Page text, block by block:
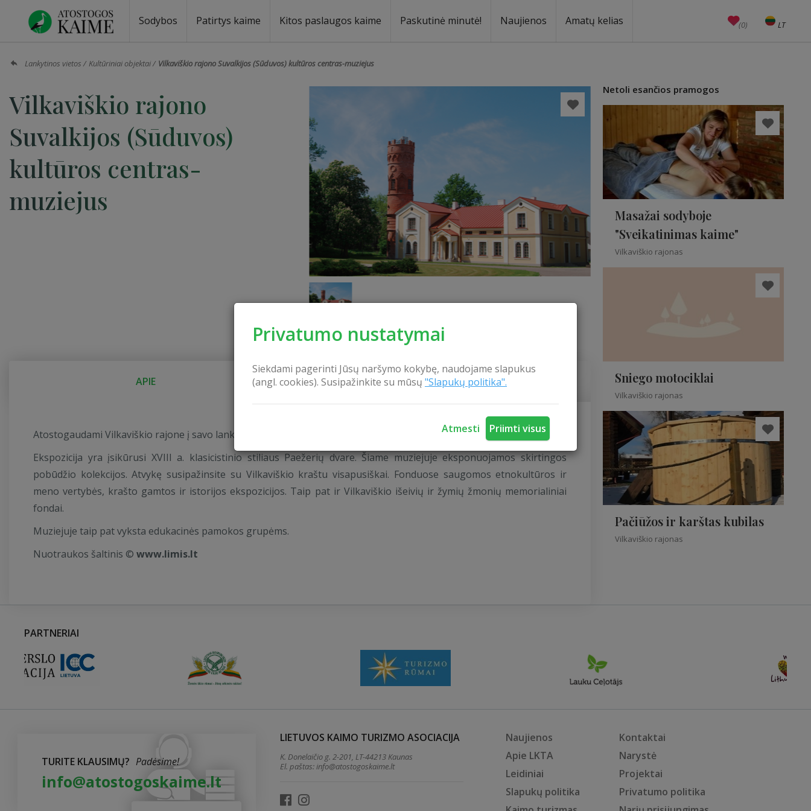
Privatumo nustatymai
Siekdami pagerinti Jūsų naršymo kokybę, naudojame slapukus
(angl. cookies). Susipažinkite su mūsų "Slapukų politika".
Atmesti Priimti visus
Sodybos Patirtys kaime Kitos paslaugos kaime Paskutinė minutė! Naujienos Amatų kelias (0) LT
EN
Lankytinos vietos Kultūriniai objektai Vilkaviškio rajono Suvalkijos (Sūduvos) kultūros centras-muziejus
Vilkaviškio rajono
Suvalkijos (Sūduvos)
kultūros centras-
muziejus
APIE KONTAKTAI
Atostogaudami Vilkaviškio rajone į savo lankytinų vietų sąrašą įtraukite šio krašto muziejų.
Ekspozicija yra įsikūrusi XVIII a. klasicistinio stiliaus Paežerių dvare. Šiame muziejuje eksponuojamos skirtingos
pobūdžio kolekcijos. Atvykę susipažinsite su Vilkaviškio kraštu visapusiškai. Fonduose saugomos etnokultūros ir
meno vertybės, krašto gamtos ir istorijos ekspozicijos. Taip pat ir Vilkaviškio išeivių ir žymių žmonių memorialiniai
fondai.
Muziejuje taip pat vyksta edukacinės pamokos grupėms.
Nuotraukos šaltinis © www.limis.lt
Netoli esančios pramogos
Masažai sodyboje
"Sveikatinimas kaime"
Vilkaviškio rajonas
Sniego motociklai
Vilkaviškio rajonas
Pačiūžos ir karštas kubilas
Vilkaviškio rajonas
PARTNERIAI
TURITE KLAUSIMŲ? Padėsime!
info@atostogoskaime.lt
LIETUVOS KAIMO TURIZMO ASOCIACIJA
K. Donelaičio g. 2-201, LT-44213 Kaunas
El. paštas:info@atostogoskaime.lt
Naujienos
Kontaktai
Apie LKTA
Narystė
Leidiniai
Projektai
Slapukų politika
Privatumo politika